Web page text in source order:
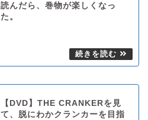
読んだら、巻物が楽しくなっ
た。
【DVD】THE CRANKERを見
て、脱にわかクランカーを目指